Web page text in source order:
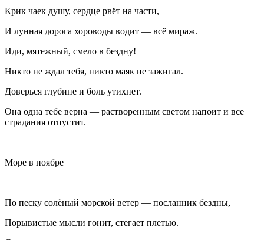
Крик чаек душу, сердце рвёт на части,
И лунная дорога хороводы водит — всё мираж.
Иди, мятежный, смело в бездну!
Никто не ждал тебя, никто маяк не зажигал.
Доверься глубине и боль утихнет.
Она одна тебе верна — растворенным светом напоит и все
страдания отпустит.
Море в ноябре
По песку солёный морской ветер — посланник бездны,
Порывистые мысли гонит, стегает плетью.